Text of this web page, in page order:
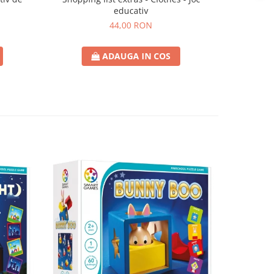
educativ
44,00 RON
ADAUGA IN COS